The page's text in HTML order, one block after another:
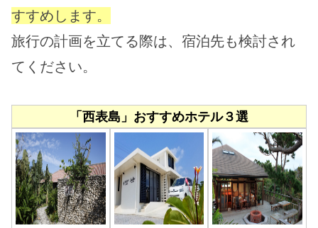
すすめします。
旅行の計画を立てる際は、宿泊先も検討され
てください。
「西表島」おすすめホテル３選